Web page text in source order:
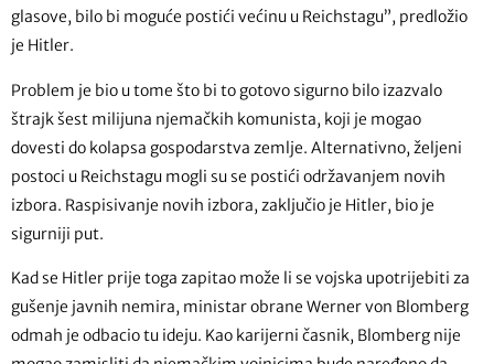
glasove, bilo bi moguće postići većinu u Reichstagu”, predložio
je Hitler.
Problem je bio u tome što bi to gotovo sigurno bilo izazvalo
štrajk šest milijuna njemačkih komunista, koji je mogao
dovesti do kolapsa gospodarstva zemlje. Alternativno, željeni
postoci u Reichstagu mogli su se postići održavanjem novih
izbora. Raspisivanje novih izbora, zaključio je Hitler, bio je
sigurniji put.
Kad se Hitler prije toga zapitao može li se vojska upotrijebiti za
gušenje javnih nemira, ministar obrane Werner von Blomberg
odmah je odbacio tu ideju. Kao karijerni časnik, Blomberg nije